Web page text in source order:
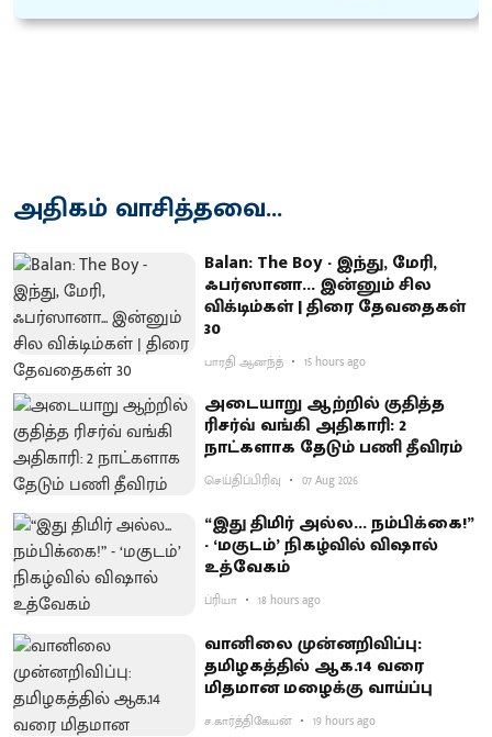
அதிகம் வாசித்தவை...
Balan: The Boy - இந்து, மேரி,
ஃபர்ஸானா... இன்னும் சில
விக்டிம்கள் | திரை தேவதைகள்
30
பாரதி ஆனந்த் 15 hours ago
அடையாறு ஆற்றில் குதித்த
ரிசர்வ் வங்கி அதிகாரி: 2
நாட்களாக தேடும் பணி தீவிரம்
செய்திப்பிரிவு 07 Aug 2026
“இது திமிர் அல்ல... நம்பிக்கை!”
- ‘மகுடம்’ நிகழ்வில் விஷால்
உத்வேகம்
ப்ரியா 18 hours ago
வானிலை முன்னறிவிப்பு:
தமிழகத்தில் ஆக.14 வரை
மிதமான மழைக்கு வாய்ப்பு
ச.கார்த்திகேயன் 19 hours ago